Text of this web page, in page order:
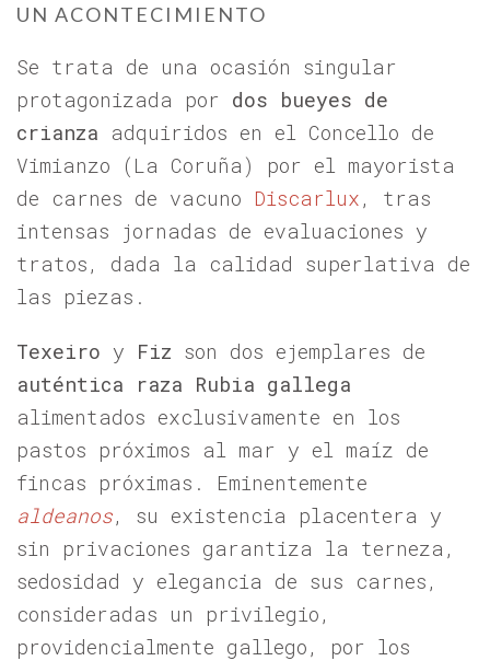
UN ACONTECIMIENTO
Se trata de una ocasión singular
protagonizada por dos bueyes de
crianza adquiridos en el Concello de
Vimianzo (La Coruña) por el mayorista
de carnes de vacuno Discarlux , tras
intensas jornadas de evaluaciones y
tratos, dada la calidad superlativa de
las piezas.
Texeiro y Fiz son dos ejemplares de
auténtica raza Rubia gallega
alimentados exclusivamente en los
pastos próximos al mar y el maíz de
fincas próximas. Eminentemente
aldeanos, su existencia placentera y
sin privaciones garantiza la terneza,
sedosidad y elegancia de sus carnes,
consideradas un privilegio,
providencialmente gallego, por los